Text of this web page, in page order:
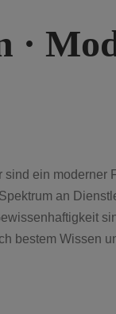
·
ein
an
bestem Wissen